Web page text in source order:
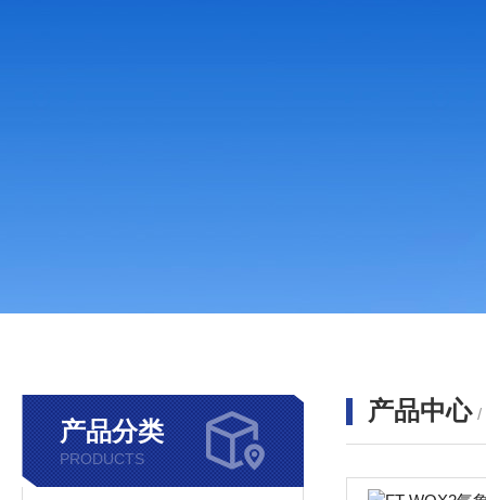
产品分类
PRODUCTS
产品中心 /